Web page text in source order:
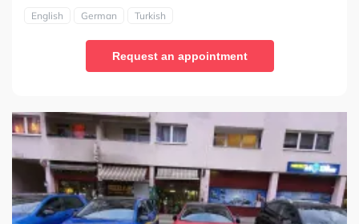
English German Turkish
Request an appointment